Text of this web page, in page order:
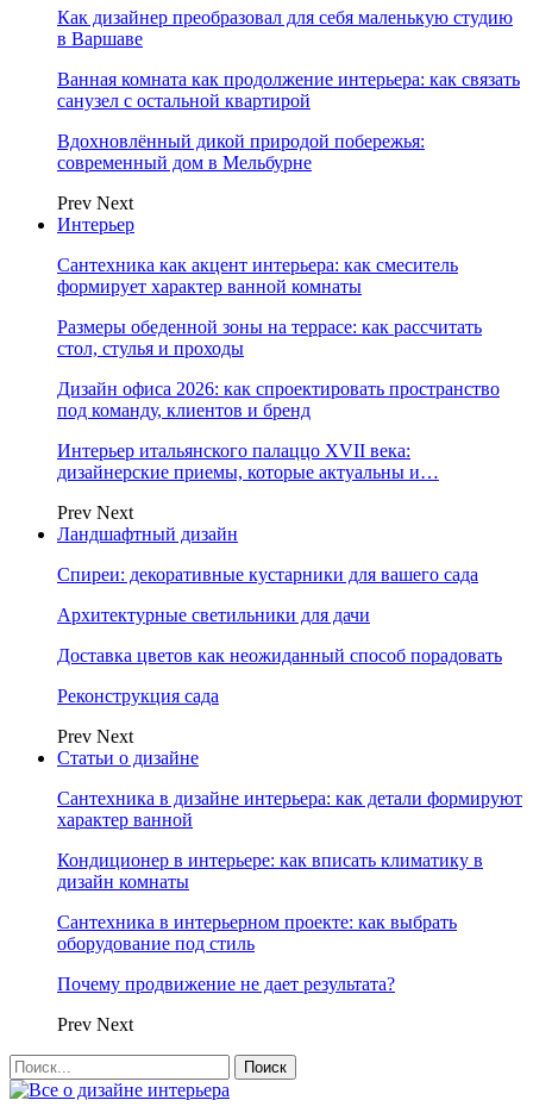
Как дизайнер преобразовал для себя маленькую студию
в Варшаве
Ванная комната как продолжение интерьера: как связать
санузел с остальной квартирой
Вдохновлённый дикой природой побережья:
современный дом в Мельбурне
Prev Next
Интерьер
Сантехника как акцент интерьера: как смеситель
формирует характер ванной комнаты
Размеры обеденной зоны на террасе: как рассчитать
стол, стулья и проходы
Дизайн офиса 2026: как спроектировать пространство
под команду, клиентов и бренд
Интерьер итальянского палаццо XVII века:
дизайнерские приемы, которые актуальны и…
Prev Next
Ландшафтный дизайн
Спиреи: декоративные кустарники для вашего сада
Архитектурные светильники для дачи
Доставка цветов как неожиданный способ порадовать
Реконструкция сада
Prev Next
Статьи о дизайне
Сантехника в дизайне интерьера: как детали формируют
характер ванной
Кондиционер в интерьере: как вписать климатику в
дизайн комнаты
Сантехника в интерьерном проекте: как выбрать
оборудование под стиль
Почему продвижение не дает результата?
Prev Next